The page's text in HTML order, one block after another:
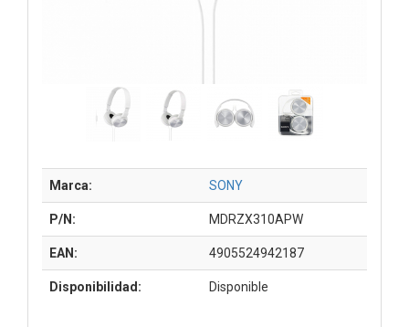
Marca: SONY
P/N: MDRZX310APW
EAN: 4905524942187
Disponibilidad: Disponible